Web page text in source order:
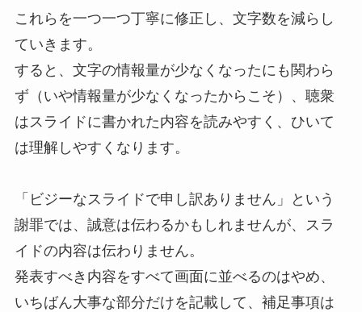
これらを一つ一つ丁寧に修正し、文字数を減らし
ていきます。
すると、文字の情報量が少なくなったにも関わら
ず（いや情報量が少なくなったからこそ）、聴衆
はスライドに書かれた内容を読みやすく、ひいて
は理解しやすくなります。
「ビジーなスライドで申し訳ありません」という
謝罪では、誠意は伝わるかもしれませんが、スラ
イドの内容は伝わりません。
発表すべき内容をすべて画面に並べるのはやめ、
いちばん大事な部分だけを記載して、補足事項は